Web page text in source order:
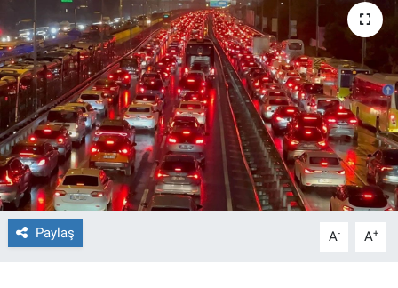
Paylaş A- A+
Ekonomi
Forum
Gerçeğin İzinde
Gün Başlıyor
Gün Bitiyor